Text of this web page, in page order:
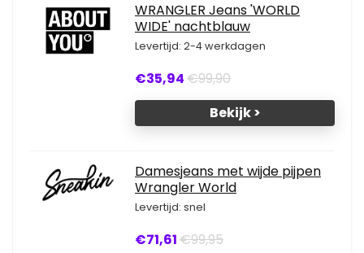
WRANGLER Jeans 'WORLD
WIDE' nachtblauw
Levertijd: 2-4 werkdagen
€35,94€99,90
Bekijk >
Damesjeans met wijde pijpen
Wrangler World
Levertijd: snel
€71,61€99,95